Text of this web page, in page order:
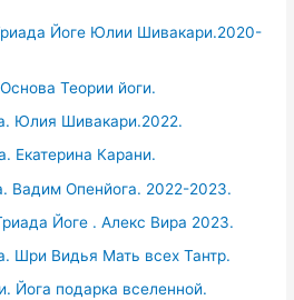
Йоге Юлии Шивакари.2020-
Теории йоги.
Юлия Шивакари.2022.
Екатерина Карани.
Вадим Опенйога. 2022-2023.
Йоге . Алекс Вира 2023.
Шри Видья Мать всех Тантр.
Йога подарка вселенной.